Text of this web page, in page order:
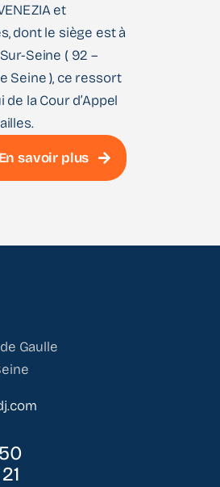
et
dont le siège est à
Seine ( 92 –
Seine ), ce ressort
de la Cour d’Appel
En savoir plus
Gaulle